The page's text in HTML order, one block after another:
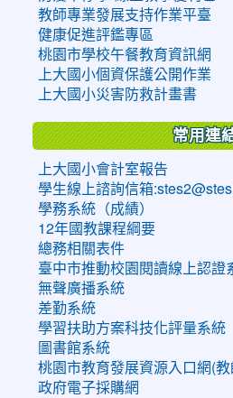
教師專業發展支持作業平臺
健康促進評鑑專區
桃園市學校午餐教育資訊網
上大國小個資保護公開作業
上大國小災害防救計畫書
常用連
上大國小會計室報告
學生線上諮詢信箱
學務系統（成績）
12年國教課程綱要
總務相關表件
臺中市推動校園閱讀線上認證
無聲廣播系統
差勤系統
學習扶助方案科技化評量系統
圖書館系統
桃園市教育發展資源入口網(教
政府電子採購網